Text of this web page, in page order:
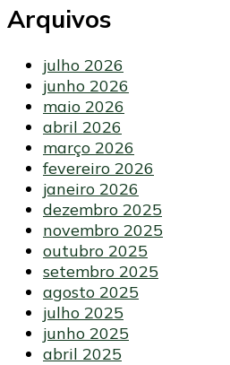
Arquivos
julho 2026
junho 2026
maio 2026
abril 2026
março 2026
fevereiro 2026
janeiro 2026
dezembro 2025
novembro 2025
outubro 2025
setembro 2025
agosto 2025
julho 2025
junho 2025
abril 2025